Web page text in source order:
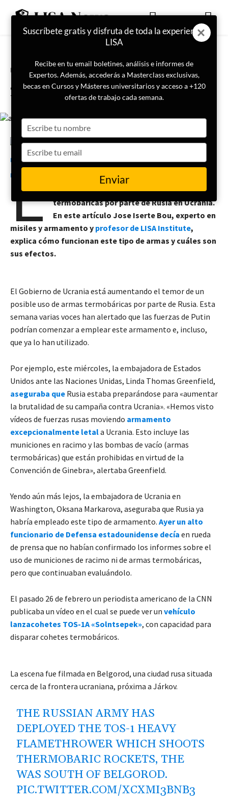
Portada
¿Armas termobáricas en
Ucrania?
Jose Iserte Bou
E
sta semana ha sido noticia las
preocupaciones del posible uso de armas
termóbaricas por parte de Rusia en Ucrania.
En este artículo Jose Iserte Bou, experto en
misiles y armamento y profesor de LISA Institute,
explica cómo funcionan este tipo de armas y cuáles son
sus efectos.
El Gobierno de Ucrania está aumentando el temor de un
posible uso de armas termobáricas por parte de Rusia. Esta
semana varias voces han alertado que las fuerzas de Putin
podrían comenzar a emplear este armamento e, incluso,
que ya lo han utilizado.
Por ejemplo, este miércoles, la embajadora de Estados
Unidos ante las Naciones Unidas, Linda Thomas Greenfield,
aseguraba que Rusia estaba preparándose para «aumentar
la brutalidad de su campaña contra Ucrania». «Hemos visto
vídeos de fuerzas rusas moviendo armamento
excepcionalmente letala Ucrania. Esto incluye las
municiones en racimo y las bombas de vacío (armas
termobáricas) que están prohibidas en virtud de la
Convención de Ginebra», alertaba Greenfield.
Yendo aún más lejos, la embajadora de Ucrania en
Washington, Oksana Markarova, aseguraba que Rusia ya
habría empleado este tipo de armamento. Ayer un alto
funcionario de Defensa estadounidense decía en rueda
de prensa que no habían confirmado los informes sobre el
uso de municiones de racimo ni de armas termobáricas,
pero que continuaban evaluándolo.
El pasado 26 de febrero un periodista americano de la CNN
publicaba un vídeo en el cual se puede ver un vehículo
lanzacohetes TOS-1A «Solntsepek», con capacidad para
disparar cohetes termobáricos.
La escena fue filmada en Belgorod, una ciudad rusa situada
cerca de la frontera ucraniana, próxima a Járkov.
THE RUSSIAN ARMY HAS
DEPLOYED THE TOS-1 HEAVY
FLAMETHROWER WHICH SHOOTS
THERMOBARIC ROCKETS, THE
WAS SOUTH OF BELGOROD.
PIC.TWITTER.COM/XCXMI3BNB3
Suscríbete gratis y disfruta de toda la experiencia
LISA
Recibe en tu email boletines, análisis e informes de
Expertos. Además, accederás a Masterclass exclusivas,
becas en Cursos y Másteres universitarios y acceso a +120
ofertas de trabajo cada semana.
your
name
your
email
Enviar